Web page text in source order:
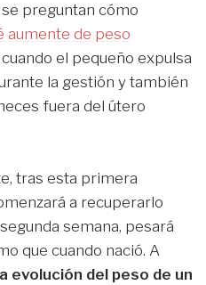
preguntan cómo
aumente de peso
el pequeño expulsa
la gestión y también
fuera del útero
tras esta primera
a recuperarlo
semana, pesará
que cuando nació. A
evolución del peso de un